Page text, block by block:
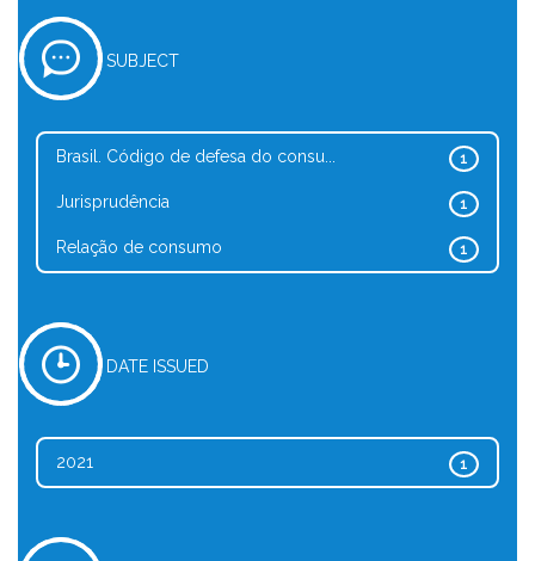
SUBJECT
1
Brasil. Código de defesa do consu...
1
Jurisprudência
1
Relação de consumo
DATE ISSUED
1
2021